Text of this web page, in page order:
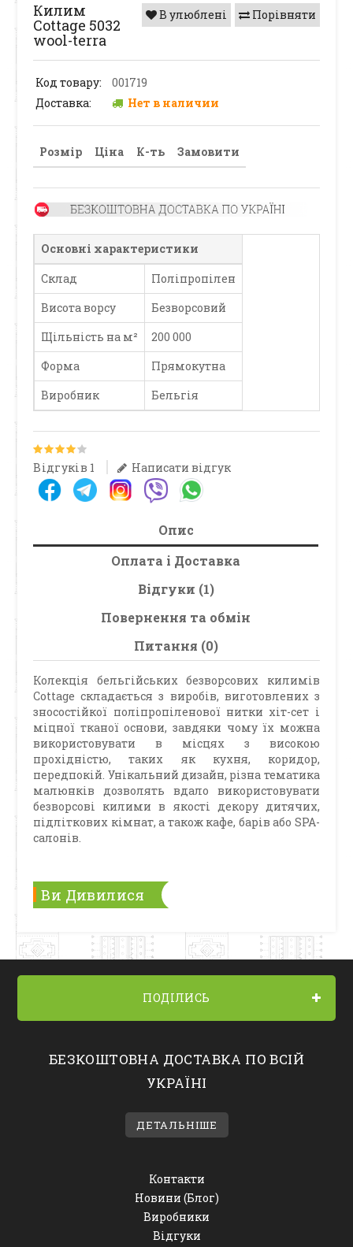
Порівняти
В улюблені
Килим
Cottage 5032
wool-terra
Код товару:
001719
Доставка:
Нет в наличии
Розмір Ціна К-ть Замовити
Основні характеристики
Склад
Поліпропілен
Висота ворсу
Безворсовий
Щільність на м²
200 000
Форма
Прямокутна
Виробник
Бельгія
Відгуків 1 Написати відгук
Опис
Оплата і Доставка
Відгуки (1)
Повернення та обмін
Питання (0)
Колекція бельгійських безворсових килимів
Cottage складається з виробів, виготовлених з
зносостійкої поліпропіленової нитки хіт-сет і
міцної тканої основи, завдяки чому їх можна
використовувати в місцях з високою
прохідністю, таких як кухня, коридор,
передпокій. Унікальний дизайн, різна тематика
малюнків дозволять вдало використовувати
безворсові килими в якості декору дитячих,
підліткових кімнат, а також кафе, барів або SPA-
салонів.
Ви Дивилися
ПОДІЛИСЬ
БЕЗКОШТОВНА ДОСТАВКА ПО ВСІЙ
УКРАЇНІ
ДЕТАЛЬНІШЕ
Контакти
Новини (Блог)
Виробники
Відгуки